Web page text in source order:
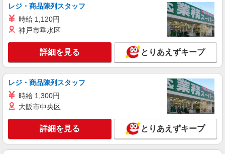
レジ・商品陳列スタッフ
時給 1,120円
神戸市垂水区
詳細を見る とりあえずキープ
レジ・商品陳列スタッフ
時給 1,300円
大阪市中央区
詳細を見る とりあえずキープ